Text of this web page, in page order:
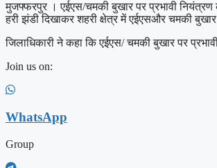
मुजफ्फरपुर । एईएस/चमकी बुखार पर प्रभावी नियंत्रण
हरी झंडी दिखाकर शहरी क्षेत्र में एईएसऔर चमकी
जिलाधिकारी ने कहा कि एईएस/ चमकी बुखार पर
Join us on:
WhatsApp
Group